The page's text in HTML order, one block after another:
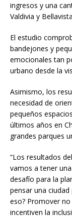
ingresos y una
Valdivia y
El estudio
bandejones y
emocionales tan
urbano desde la
Asimismo, los
necesidad de
pequeños
últimos años en
grandes parques
“Los resultados
vamos a tener
desafío para la
pensar una
eso? Promover
incentiven la